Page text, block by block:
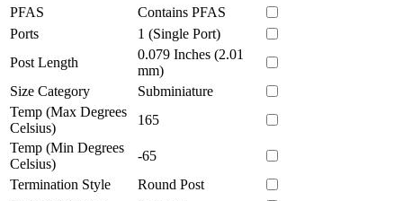
PFAS
Contains PFAS
Ports
1 (Single Port)
Post Length
0.079 Inches (2.01
mm)
Size Category
Subminiature
Temp (Max Degrees
Celsius)
165
Temp (Min Degrees
Celsius)
-65
Termination Style
Round Post